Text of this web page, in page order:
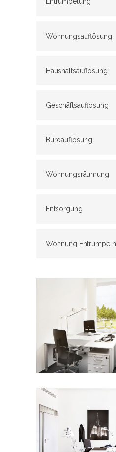
Wohnungsauflösung
Haushaltsauflösung
Geschäftsauflösung
Büroauflösung
Wohnungsräumung
Entsorgung
Wohnung Entrümpeln